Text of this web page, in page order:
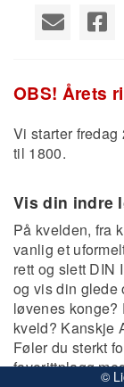
OBS! Årets
Vi starter fredag
til 1800.
Vis din indre
På kvelden, fra
vanlig et
rett og slett DIN
og vis din glede
løvenes
kveld? Kanskje
Føler du sterkt
favorittplagg ©